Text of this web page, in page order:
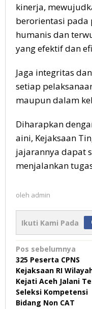
kinerja,
berorientasi pada
humanis dan
yang efektif dan
Jaga integritas
setiap
maupun dalam
Diharapkan
aini, Kejaksaan
jajarannya dapat
menjalankan
oleh admin
Ikuti Kami Pada
Navigasi
pos
Pos sebelumnya
325 Peserta CPNS
Kejaksaan RI
Kejati Aceh Jalani
Seleksi Kompetensi
Bidang Non CAT